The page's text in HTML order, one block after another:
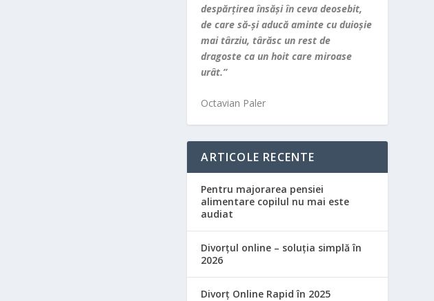
despărţirea însăşi în ceva deosebit,
de care să-şi aducă aminte cu duioşie
mai târziu, târăsc un rest de
dragoste ca un hoit care miroase
urât.”
Octavian Paler
ARTICOLE RECENTE
Pentru majorarea pensiei
alimentare copilul nu mai este
audiat
Divorțul online – soluția simplă în
2026
Divorț Online Rapid în 2025